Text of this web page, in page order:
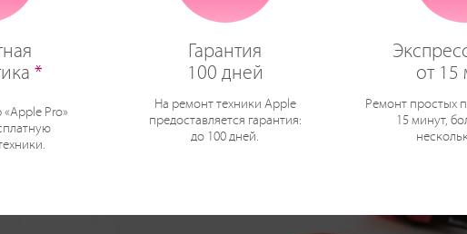
*
Pro»
Гарантия
100 дней
На ремонт техники Apple
предоставляется гарантия:
до 100 дней.
от 15
Ремонт простых
15 минут,